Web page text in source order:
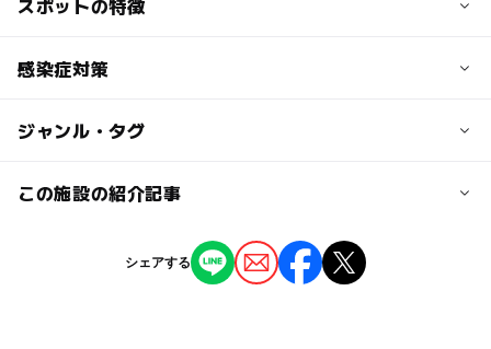
・1日券：3,500円
【キッズエリア券】
※雪のゆうえんちの入場には、リフト券または、キッズエ
リア券が必要になります。
券をお買い求め頂き、必ず同伴してご乗車ください。安全
～雪のゆうえんち～
m/15分
JR山陰本線江原駅から全但バスで25分、ゆとろぎ前下
スポットの特徴
駐車場あり ー
授乳室あり
ー オムツ交換台
感染症対策
【ご来場前に】
1.過去2週間以内に海外への渡航履歴がある方
3.最近風邪の症状がある方及び咳が出る方
4.ご家族・濃厚接触者のある方が上記に当てはまる場合
ジャンル・タグ
ジャンル
この施設の紹介記事
この冬、家族で行きたい！ 関西のおすすめス
キー場4選
シェアする